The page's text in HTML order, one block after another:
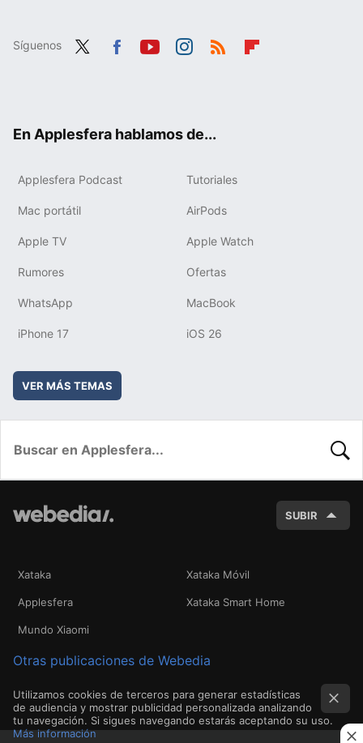
Síguenos
En Applesfera hablamos de...
Applesfera Podcast Tutoriales
Mac portátil AirPods
Apple TV Apple Watch
Rumores Ofertas
WhatsApp MacBook
iPhone 17 iOS 26
VER MÁS TEMAS
SUBIR
Xataka Xataka Móvil
Applesfera Xataka Smart Home
Mundo Xiaomi
Otras publicaciones de Webedia
Utilizamos cookies de terceros para generar estadísticas
de audiencia y mostrar publicidad personalizada analizando
tu navegación. Si sigues navegando estarás aceptando su uso.
Más información